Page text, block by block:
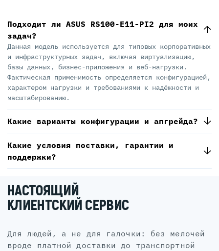
Подходит ли ASUS RS100-E11-PI2 для моих
задач?
Данная модель используется для типовых корпоративных
и инфраструктурных задач, включая виртуализацию,
базы данных, бизнес-приложения и веб-нагрузки.
Фактическая применимость определяется конфигурацией,
характером нагрузки и требованиями к надёжности и
масштабированию.
Какие варианты конфигурации и апгрейда?
Какие условия поставки, гарантии и
поддержки?
НАСТОЯЩИЙ
КЛИЕНТСКИЙ СЕРВИС
для людей, а не для галочки: без мелочей
вроде платной доставки до транспортной